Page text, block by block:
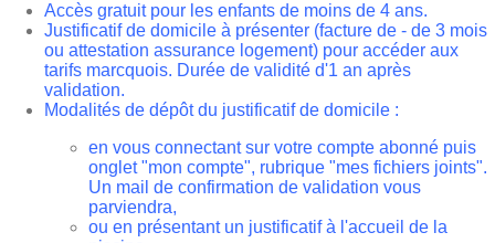
Accès gratuit pour les enfants de moins de 4 ans.
Justificatif de domicile à présenter (facture de - de 3 mois
ou attestation assurance logement) pour accéder aux
tarifs marcquois. Durée de validité d'1 an après
validation.
Modalités de dépôt du justificatif de domicile :
en vous connectant sur votre compte abonné puis
onglet "mon compte", rubrique "mes fichiers joints".
Un mail de confirmation de validation vous
parviendra,
ou en présentant un justificatif à l'accueil de la